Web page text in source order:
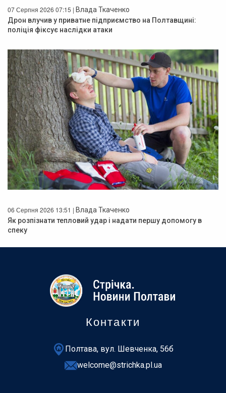
07 Серпня 2026 07:15 | Влада Ткаченко
Дрон влучив у приватне підприємство на Полтавщині:
поліція фіксує наслідки атаки
06 Серпня 2026 13:51 | Влада Ткаченко
Як розпізнати тепловий удар і надати першу допомогу в
спеку
Контакти
Полтава, вул. Шевченка, 56б
welcome@strichka.pl.ua